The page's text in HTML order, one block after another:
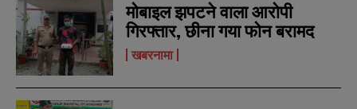
N
a
m
e
*
E
m
a
iN
N
a
m
e
*
E
m
a
iN
मोबाइल झपटने वाला आरोपी
गिरफ्तार, छीना गया फोन बरामद
खबरनामा